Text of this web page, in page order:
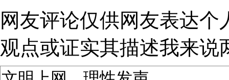
网友评论仅供网友表达
观点或证实其描述我来说